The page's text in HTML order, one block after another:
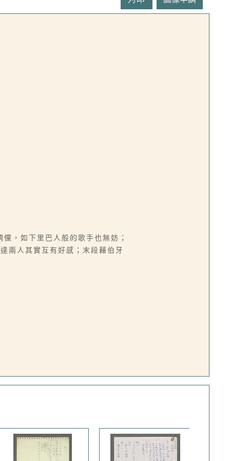
，如下里巴人般的歌手也無妨；
兩人其實互有好感；末段藉伯牙